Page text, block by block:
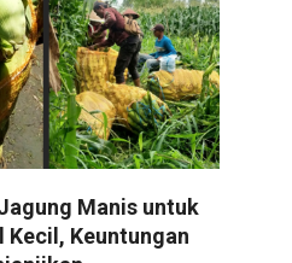
Manis untuk
Kecil, Keuntungan